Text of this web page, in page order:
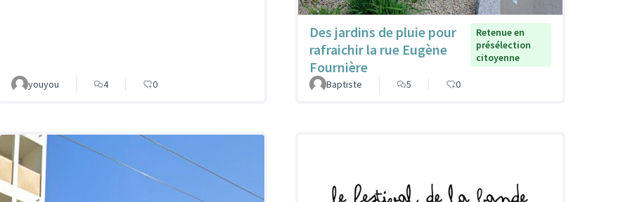
youyou 4 0
Des jardins de pluie pour
rafraichir la rue Eugène
Fournière
Retenue en
présélection
citoyenne
Baptiste 5 0